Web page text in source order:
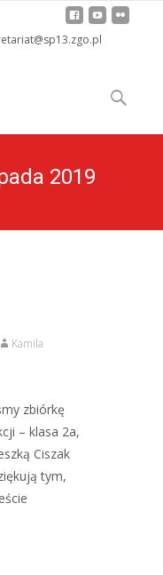
to
content
Szukaj:
2019
Kamila
zbiórkę
– klasa 2a,
Ciszak
tym,